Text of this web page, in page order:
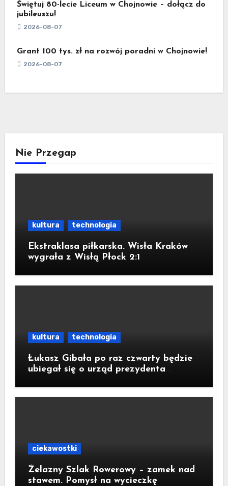
Świętuj 80-lecie Liceum w Chojnowie – dołącz do
jubileuszu!
2026-08-07
Grant 100 tys. zł na rozwój poradni w Chojnowie!
2026-08-07
Nie Przegap
kultura technologia
Ekstraklasa piłkarska. Wisła Kraków
wygrała z Wisłą Płock 2:1
kultura technologia
Łukasz Gibała po raz czwarty będzie
ubiegał się o urząd prezydenta
ciekawostki
Żelazny Szlak Rowerowy – zamek nad
stawem. Pomysł na wycieczkę